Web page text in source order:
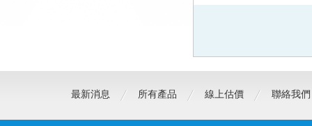
最新消息 所有產品 線上估價 聯絡我們